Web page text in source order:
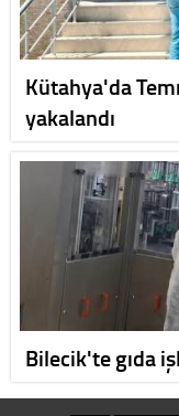
Kütahya'da
yakalandı
Bilecik'te gıda